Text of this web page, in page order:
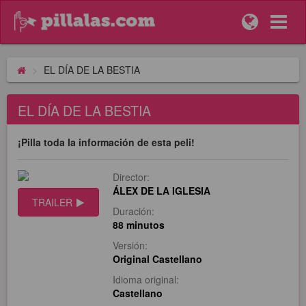
EL DÍA DE LA BESTIA
EL DÍA DE LA BESTIA
¡Pilla toda la información de esta peli!
TRAILER
Director:
ÁLEX DE LA IGLESIA
Duración:
88 minutos
Versión:
Original Castellano
Idioma original:
Castellano